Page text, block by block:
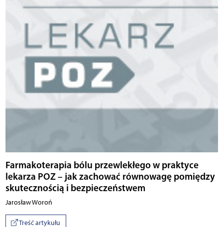
Farmakoterapia bólu przewlekłego w praktyce
lekarza POZ – jak zachować równowagę pomiędzy
skutecznością i bezpieczeństwem
Jarosław Woroń
Treść artykułu